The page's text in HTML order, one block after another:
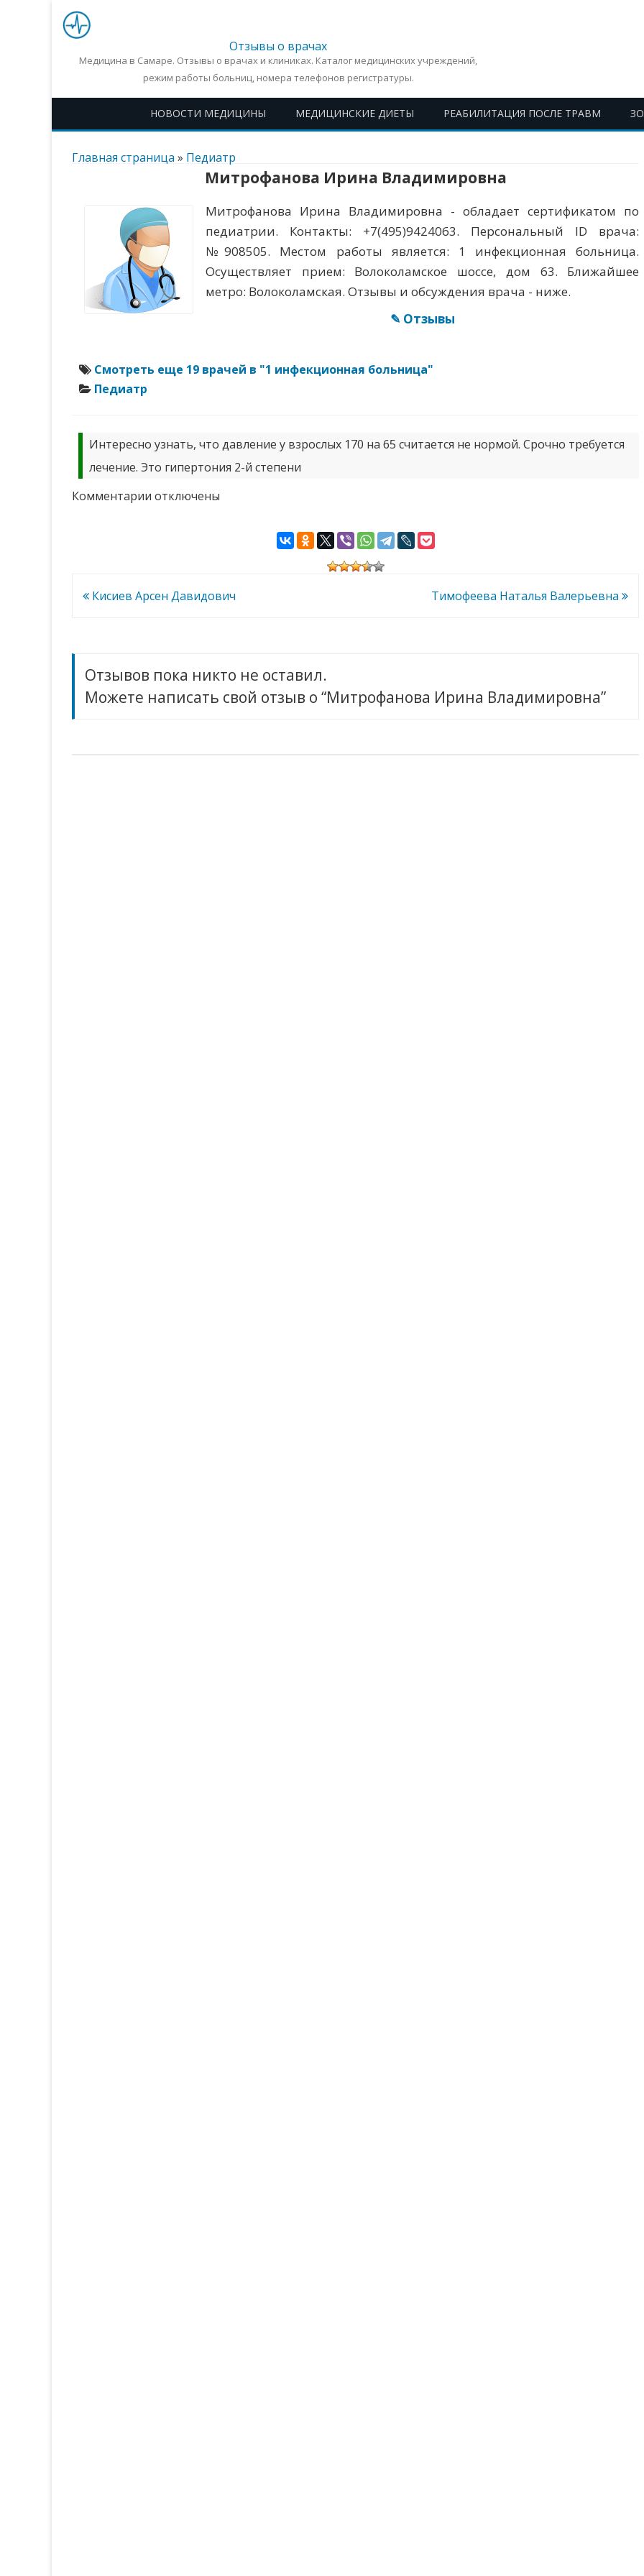
Отзывы о врачах
Медицина в Самаре. Отзывы о врачах и клиниках. Каталог медицинских учреждений,
режим работы больниц, номера телефонов регистратуры.
НОВОСТИ МЕДИЦИНЫ МЕДИЦИНСКИЕ ДИЕТЫ РЕАБИЛИТАЦИЯ ПОСЛЕ ТРАВМ
Перейти
Главная страница » Педиатр
Митрофанова Ирина Владимировна
Митрофанова Ирина Владимировна - обладает сертификатом по
педиатрии. Контакты: +7(495)9424063. Персональный ID врача:
№908505. Местом работы является: 1 инфекционная больница.
Осуществляет прием: Волоколамское шоссе, дом 63. Ближайшее
метро: Волоколамская. Отзывы и обсуждения врача - ниже.
✎ Отзывы
Смотреть еще 19 врачей в "1 инфекционная больница"
Педиатр
Интересно узнать, что давление у взрослых 170 на 65 считается не нормой. Срочно требуется
лечение. Это гипертония 2-й степени
Комментарии котключены
Навигация
Кисиев Арсен Давидович Тимофеева Наталья Валерьевна
Отзывов пока никто не оставил.
Можете написать свой отзыв о “Митрофанова Ирина Владимировна”